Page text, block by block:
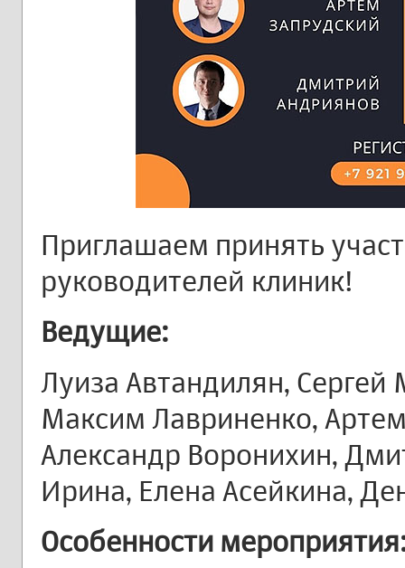
Приглашаем принять
руководителей клиник!
Ведущие:
Луиза Автандилян,
Максим Лавриненко,
Александр Воронихин,
Ирина, Елена Асейкина,
Особенности